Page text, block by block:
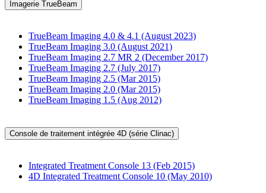
Imagerie TrueBeam
TrueBeam Imaging 4.0 & 4.1 (August 2023)
TrueBeam Imaging 3.0 (August 2021)
TrueBeam Imaging 2.7 MR 2 (December 2017)
TrueBeam Imaging 2.7 (July 2017)
TrueBeam Imaging 2.5 (Mar 2015)
TrueBeam Imaging 2.0 (Mar 2015)
TrueBeam Imaging 1.5 (Aug 2012)
Console de traitement intégrée 4D (série Clinac)
Integrated Treatment Console 13 (Feb 2015)
4D Integrated Treatment Console 10 (May 2010)